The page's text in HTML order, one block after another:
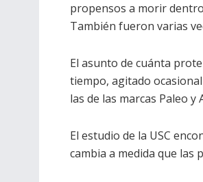
propensos a morir
También fueron varias
El asunto de cuánta
tiempo, agitado
las de las marcas Paleo y
El estudio de la USC
cambia a medida que las